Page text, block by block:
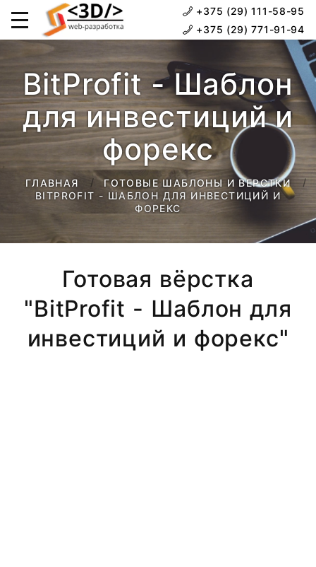
+375 (29) 111-58-95
+375 (29) 771-91-94
BitProfit - Шаблон
для инвестиций и
форекс
ГЛАВНАЯ
ГОТОВЫЕ ШАБЛОНЫ И ВЕРСТКИ
BITPROFIT - ШАБЛОН ДЛЯ ИНВЕСТИЦИЙ И
ФОРЕКС
Готовая вёрстка
"BitProfit - Шаблон для
инвестиций и форекс"